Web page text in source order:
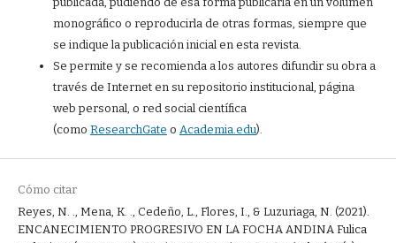
monográfico o reproducirla de otras formas, siempre que
se indique la publicación inicial en esta revista.
Se permite y se recomienda a los autores difundir su obra a
través de Internet en su repositorio institucional, página
web personal, o red social científica
(como ResearchGate o Academia.edu).
Cómo citar
Reyes, N. ., Mena, K. ., Cedeño, L., Flores, I., & Luzuriaga, N. (2021).
ENCANECIMIENTO PROGRESIVO EN LA FOCHA ANDINA Fulica